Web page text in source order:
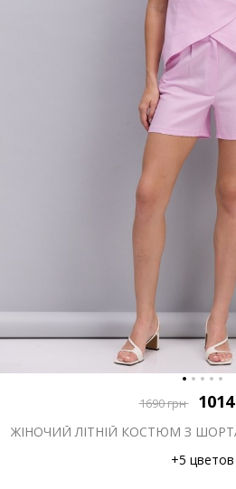
1690грн 1014
+5 цветов